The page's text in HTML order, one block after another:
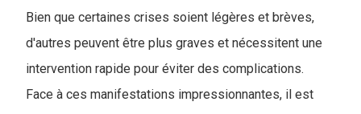
Bien que certaines crises soient légères et brèves,
d'autres peuvent être plus graves et nécessitent une
intervention rapide pour éviter des complications.
Face à ces manifestations impressionnantes, il est